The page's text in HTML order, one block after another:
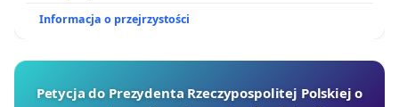
Informacja o przejrzystości
Petycja do Prezydenta Rzeczypospolitej Polskiej o